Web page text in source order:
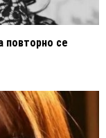
повторно се